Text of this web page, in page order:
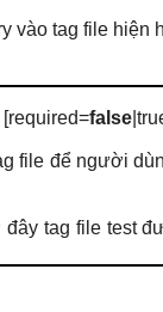
vào tag file hiện
[required=false
file để người
tag file test